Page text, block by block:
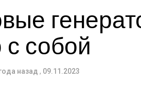
сотрудников
требования к
на как можно
и опыт работы
покупки на
ключа для офисного пакета.
оценил четкую и понятную
после покупки.
собой
назад , 09.11.2023